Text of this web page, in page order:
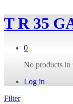
T R 35
0
No products in
Log in
Filter